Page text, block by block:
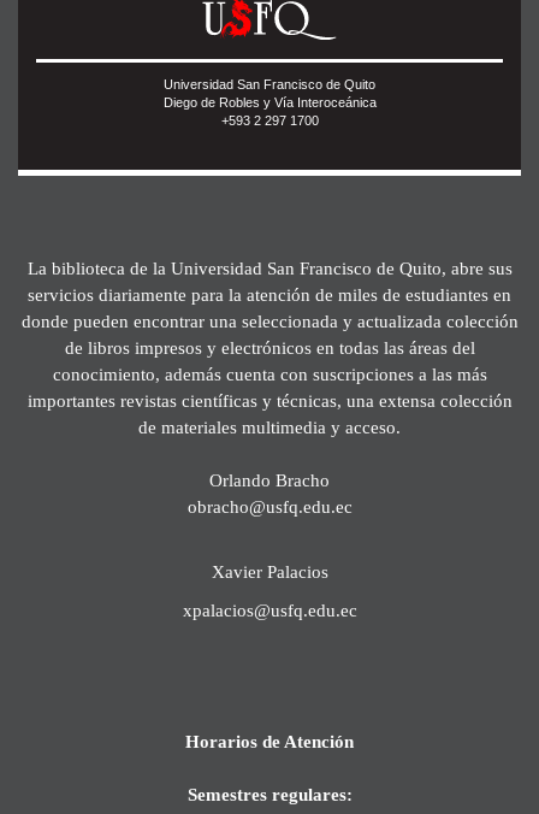
Universidad San Francisco de Quito
Diego de Robles y Vía Interoceánica
+593 2 297 1700
La biblioteca de la Universidad San Francisco de Quito, abre sus
servicios diariamente para la atención de miles de estudiantes en
donde pueden encontrar una seleccionada y actualizada colección
de libros impresos y electrónicos en todas las áreas del
conocimiento, además cuenta con suscripciones a las más
importantes revistas científicas y técnicas, una extensa colección
de materiales multimedia y acceso.
Orlando Bracho
obracho@usfq.edu.ec
Xavier Palacios
xpalacios@usfq.edu.ec
Horarios de Atención
Semestres regulares: